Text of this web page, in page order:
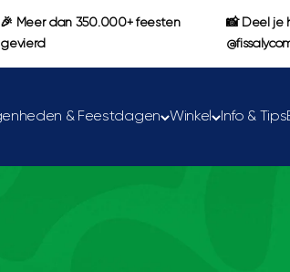
🎉 Meer dan 350.000+ feesten
gevierd
📸 Deel je
& Feestdagen Winkel Info & Tips